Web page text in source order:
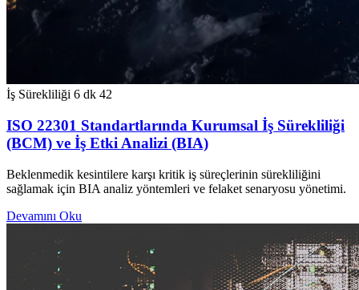
İş Sürekliliği 6 dk 42
ISO 22301 Standartlarında Kurumsal İş Sürekliliği
(BCM) ve İş Etki Analizi (BIA)
Beklenmedik kesintilere karşı kritik iş süreçlerinin sürekliliğini
sağlamak için BIA analiz yöntemleri ve felaket senaryosu yönetimi.
Devamını Oku